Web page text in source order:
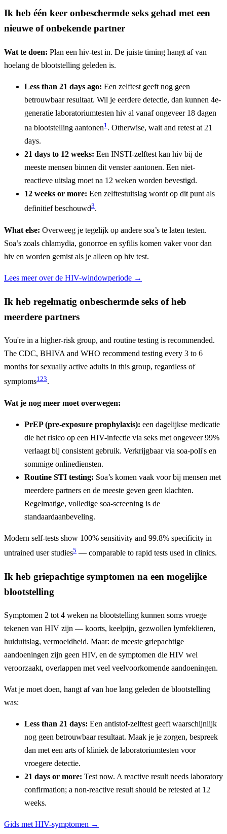
Ik heb één keer onbeschermde seks gehad met een
nieuwe of onbekende partner
Wat te doen: Plan een hiv-test in. De juiste timing hangt af van
hoelang de blootstelling geleden is.
Less than 21 days ago: Een zelftest geeft nog geen
betrouwbaar resultaat. Wil je eerdere detectie, dan kunnen 4e-
generatie laboratoriumtesten hiv al vanaf ongeveer 18 dagen
na blootstelling aantonen1. Otherwise, wait and retest at 21
days.
21 days to 12 weeks: Een INSTI-zelftest kan hiv bij de
meeste mensen binnen dit venster aantonen. Een niet-
reactieve uitslag moet na 12 weken worden bevestigd.
12 weeks or more: Een zelftestuitslag wordt op dit punt als
definitief beschouwd3.
What else: Overweeg je tegelijk op andere soa’s te laten testen.
Soa’s zoals chlamydia, gonorroe en syfilis komen vaker voor dan
hiv en worden gemist als je alleen op hiv test.
Lees meer over de HIV-windowperiode →
Ik heb regelmatig onbeschermde seks of heb
meerdere partners
You're in a higher-risk group, and routine testing is recommended.
The CDC, BHIVA and WHO recommend testing every 3 to 6
months for sexually active adults in this group, regardless of
symptoms123.
Wat je nog meer moet overwegen:
PrEP (pre-exposure prophylaxis): een dagelijkse medicatie
die het risico op een HIV-infectie via seks met ongeveer 99%
verlaagt bij consistent gebruik. Verkrijgbaar via soa-poli's en
sommige onlinediensten.
Routine STI testing: Soa’s komen vaak voor bij mensen met
meerdere partners en de meeste geven geen klachten.
Regelmatige, volledige soa-screening is de
standaardaanbeveling.
Modern self-tests show 100% sensitivity and 99.8% specificity in
untrained user studies5 — comparable to rapid tests used in clinics.
Ik heb griepachtige symptomen na een mogelijke
blootstelling
Symptomen 2 tot 4 weken na blootstelling kunnen soms vroege
tekenen van HIV zijn — koorts, keelpijn, gezwollen lymfeklieren,
huiduitslag, vermoeidheid. Maar: de meeste griepachtige
aandoeningen zijn geen HIV, en de symptomen die HIV wel
veroorzaakt, overlappen met veel veelvoorkomende aandoeningen.
Wat je moet doen, hangt af van hoe lang geleden de blootstelling
was:
Less than 21 days: Een antistof-zelftest geeft waarschijnlijk
nog geen betrouwbaar resultaat. Maak je je zorgen, bespreek
dan met een arts of kliniek de laboratoriumtesten voor
vroegere detectie.
21 days or more: Test now. A reactive result needs laboratory
confirmation; a non-reactive result should be retested at 12
weeks.
Gids met HIV-symptomen →